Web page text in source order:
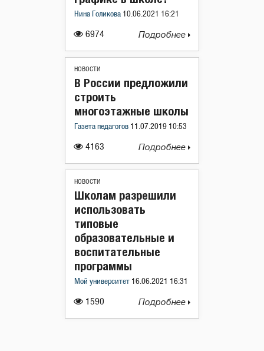
6974
Нина Голикова 10.06.2021 16:21
Подробнее
НОВОСТИ
4163
В России предложили
строить
многоэтажные школы
Газета педагогов 11.07.2019 10:53
Подробнее
НОВОСТИ
1590
Школам разрешили
использовать
типовые
образовательные и
воспитательные
программы
Мой университет 16.06.2021 16:31
Подробнее